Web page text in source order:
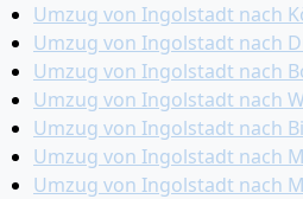
Umzug von Ingolstadt nach
Umzug von Ingolstadt nach
Umzug von Ingolstadt nach
Umzug von Ingolstadt nach
Umzug von Ingolstadt nach
Umzug von Ingolstadt nach
Umzug von Ingolstadt nach